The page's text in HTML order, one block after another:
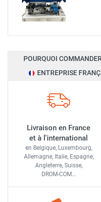
POURQUOI
ENTREPRISE
Livraison en France
et à l'international
en Belgique, Luxembourg,
Allemagne, Italie, Espagne,
Angleterre, Suisse,
DROM-COM…